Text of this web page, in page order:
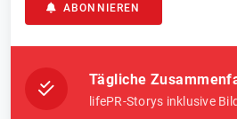
ABONNIEREN
Tägliche
lifePR-Storys inklusive